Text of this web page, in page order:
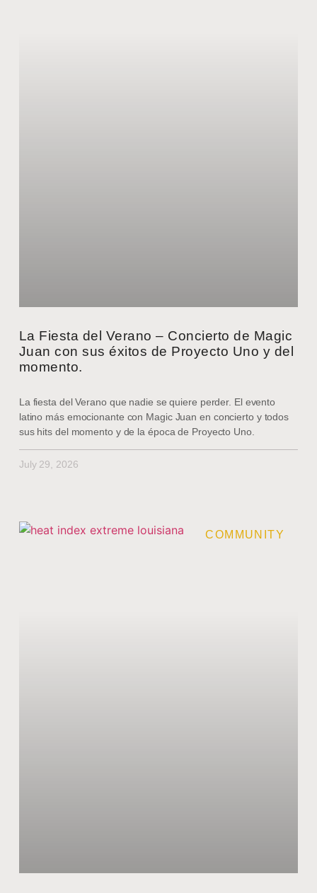
La Fiesta del Verano – Concierto de Magic
Juan con sus éxitos de Proyecto Uno y del
momento.
La fiesta del Verano que nadie se quiere perder. El evento
latino más emocionante con Magic Juan en concierto y todos
sus hits del momento y de la época de Proyecto Uno.
July 29, 2026
COMMUNITY